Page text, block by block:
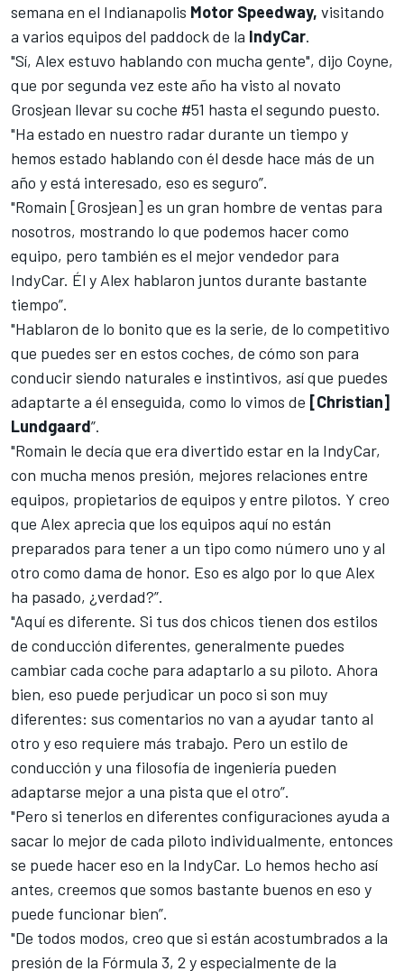
semana en el Indianapolis Motor Speedway, visitando
a varios equipos del paddock de la IndyCar.
"Sí, Alex estuvo hablando con mucha gente", dijo Coyne,
que por segunda vez este año ha visto al novato
Grosjean llevar su coche #51 hasta el segundo puesto.
"Ha estado en nuestro radar durante un tiempo y
hemos estado hablando con él desde hace más de un
año y está interesado, eso es seguro”.
"Romain [Grosjean] es un gran hombre de ventas para
nosotros, mostrando lo que podemos hacer como
equipo, pero también es el mejor vendedor para
IndyCar. Él y Alex hablaron juntos durante bastante
tiempo”.
"Hablaron de lo bonito que es la serie, de lo competitivo
que puedes ser en estos coches, de cómo son para
conducir siendo naturales e instintivos, así que puedes
adaptarte a él enseguida, como lo vimos de [Christian]
Lundgaard”.
"Romain le decía que era divertido estar en la IndyCar,
con mucha menos presión, mejores relaciones entre
equipos, propietarios de equipos y entre pilotos. Y creo
que Alex aprecia que los equipos aquí no están
preparados para tener a un tipo como número uno y al
otro como dama de honor. Eso es algo por lo que Alex
ha pasado, ¿verdad?”.
"Aquí es diferente. Si tus dos chicos tienen dos estilos
de conducción diferentes, generalmente puedes
cambiar cada coche para adaptarlo a su piloto. Ahora
bien, eso puede perjudicar un poco si son muy
diferentes: sus comentarios no van a ayudar tanto al
otro y eso requiere más trabajo. Pero un estilo de
conducción y una filosofía de ingeniería pueden
adaptarse mejor a una pista que el otro”.
"Pero si tenerlos en diferentes configuraciones ayuda a
sacar lo mejor de cada piloto individualmente, entonces
se puede hacer eso en la IndyCar. Lo hemos hecho así
antes, creemos que somos bastante buenos en eso y
puede funcionar bien”.
"De todos modos, creo que si están acostumbrados a la
presión de la Fórmula 3, 2 y especialmente de la